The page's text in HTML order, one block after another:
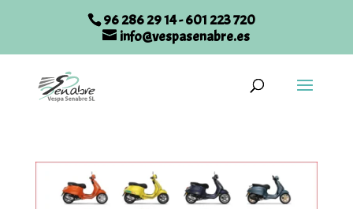
96 286 29 14-601 223 720
info@vespasenabre.es